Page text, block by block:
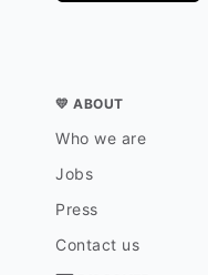
💛 ABOUT
Who we are
Jobs
Press
Contact us